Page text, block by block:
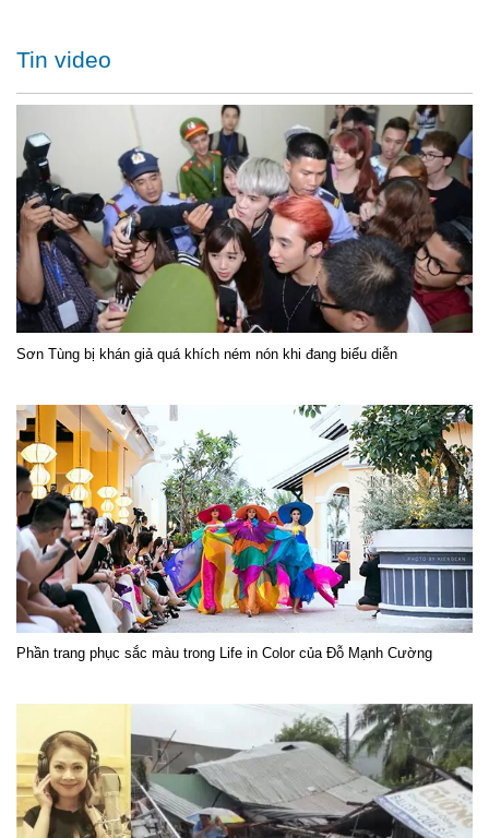
Tin video
Sơn Tùng bị khán giả quá khích ném nón khi đang biểu diễn
Phần trang phục sắc màu trong Life in Color của Đỗ Mạnh Cường